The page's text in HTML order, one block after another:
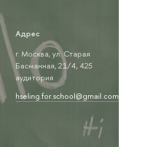
Адрес
г. Москва, ул. Старая
Басманная, 21/4, 425
аудитория
hseling.for.school@gmail.com